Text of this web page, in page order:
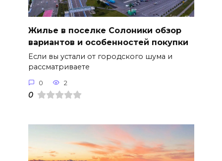
Жилье в поселке Солоники обзор
вариантов и особенностей покупки
Если вы устали от городского шума и
рассматриваете
0 2
0